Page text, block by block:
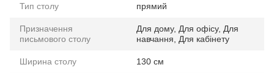
Тип столу прямий
Призначення
письмового столу
Для дому, Для офісу, Для
навчання, Для кабінету
Ширина столу 130 см